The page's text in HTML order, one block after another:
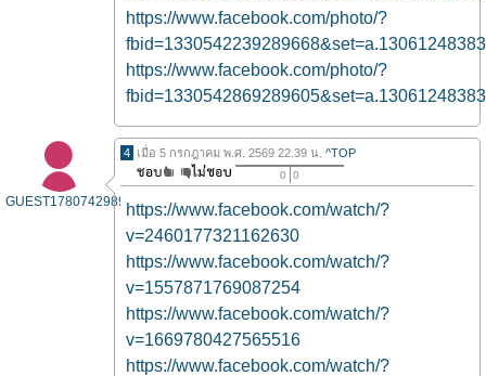
https://www.facebook.com/photo/?
https://www.facebook.com/photo/?
GUEST1780742989
4 เมื่อ 5 กรกฎาคม พ.ศ. 2569 22.39 น. ^TOP
0 0
https://www.facebook.com/watch/?
v=2460177321162630
https://www.facebook.com/watch/?
v=1557871769087254
https://www.facebook.com/watch/?
v=1669780427565516
https://www.facebook.com/watch/?